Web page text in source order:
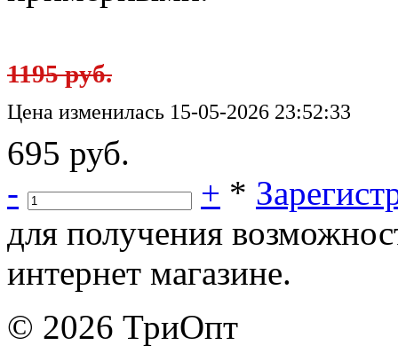
1195 руб.
Цена изменилась 15-05-2026 23:52:33
695 руб.
-
+ *
для получения
интернет магазине.
© 2026 ТриОпт